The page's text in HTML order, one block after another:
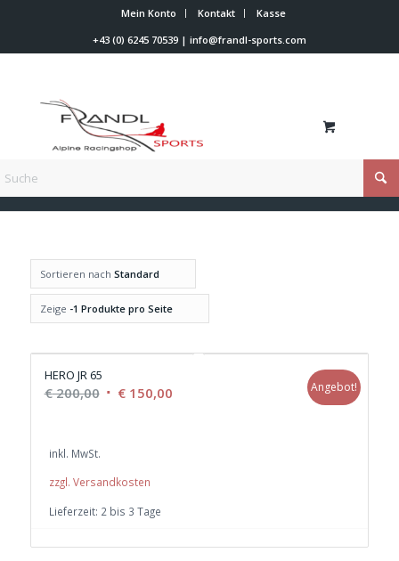
Mein Konto Kontakt
Kasse
+43 (0) 6245 70539| info@frandl-sports.com
Du bist hier:
Sortieren nach Standard
Zeige -1 Produkte pro Seite
HERO JR 65
€200,00 Ursprünglicher
€150,00Aktueller
Angebot!
inkl. MwSt.
zzgl. Versandkosten
Lieferzeit: 2 bis 3 Tage